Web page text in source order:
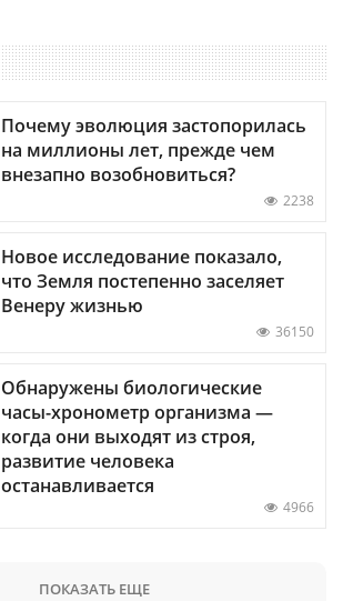
Почему эволюция застопорилась
на миллионы лет, прежде чем
внезапно возобновиться?
2238
Новое исследование показало,
что Земля постепенно заселяет
Венеру жизнью
36150
Обнаружены биологические
часы-хронометр организма —
когда они выходят из строя,
развитие человека
останавливается
4966
ПОКАЗАТЬ ЕЩЕ